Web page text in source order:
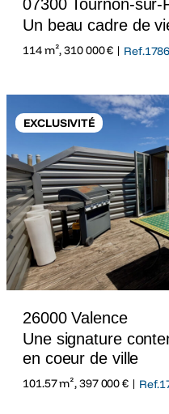
07300 Tournon-sur-
Un beau cadre de
114 m², 310 000 € | Ref.1786
EXCLUSIVITÉ
26000 Valence
Une signature
en coeur de ville
101.57 m², 397 000 € |